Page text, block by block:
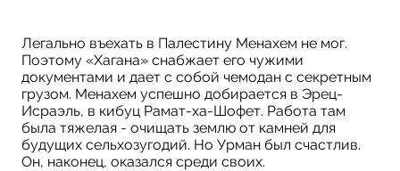
Легально въехать в Палестину Менахем не мог.
Поэтому «Хагана» снабжает его чужими
документами и дает с собой чемодан с секретным
грузом. Менахем успешно добирается в Эрец-
Исраэль, в кибуц Рамат-ха-Шофет. Работа там
была тяжелая - очищать землю от камней для
будущих сельхозугодий. Но Урман был счастлив.
Он, наконец, оказался среди своих.